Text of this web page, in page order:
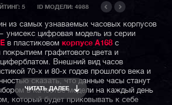
5 ID МОДЕЛИ: 4988
из самых узнаваемых часовых корпусов
унисекс цифровая модель из серии
в пластиковом корпусе A168 с
графитового цвета и
Внешний вид часов
70-х и 80-х годов прошлого века и
сказать, что данные часы станут
в качестве модели на каждый день
который будет приковывать к себе
ЧИТАТЬ ДАЛЕЕ